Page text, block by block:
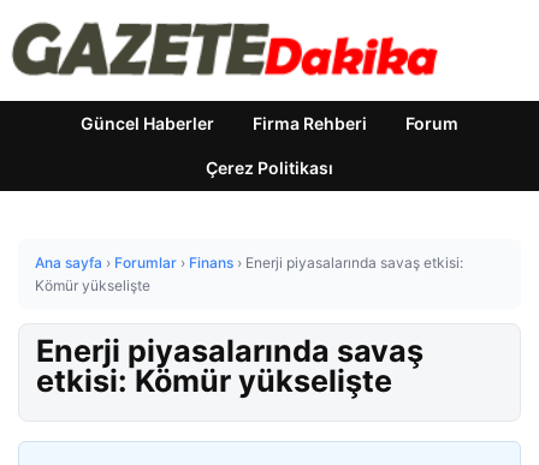
Güncel Haberler Firma Rehberi Forum
Çerez Politikası
Ana sayfa › Forumlar › Finans › Enerji piyasalarında savaş etkisi:
Kömür yükselişte
Enerji piyasalarında savaş
etkisi: Kömür yükselişte